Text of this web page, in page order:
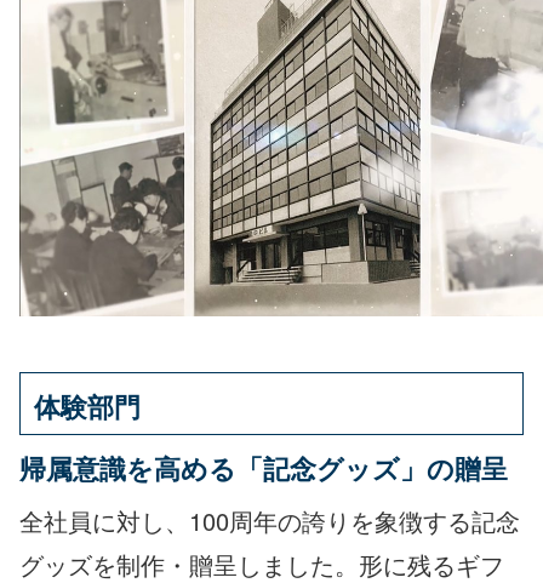
体験部門
帰属意識を高める「記念グッズ」の贈呈
全社員に対し、100周年の誇りを象徴する記念
グッズを制作・贈呈しました。形に残るギフ